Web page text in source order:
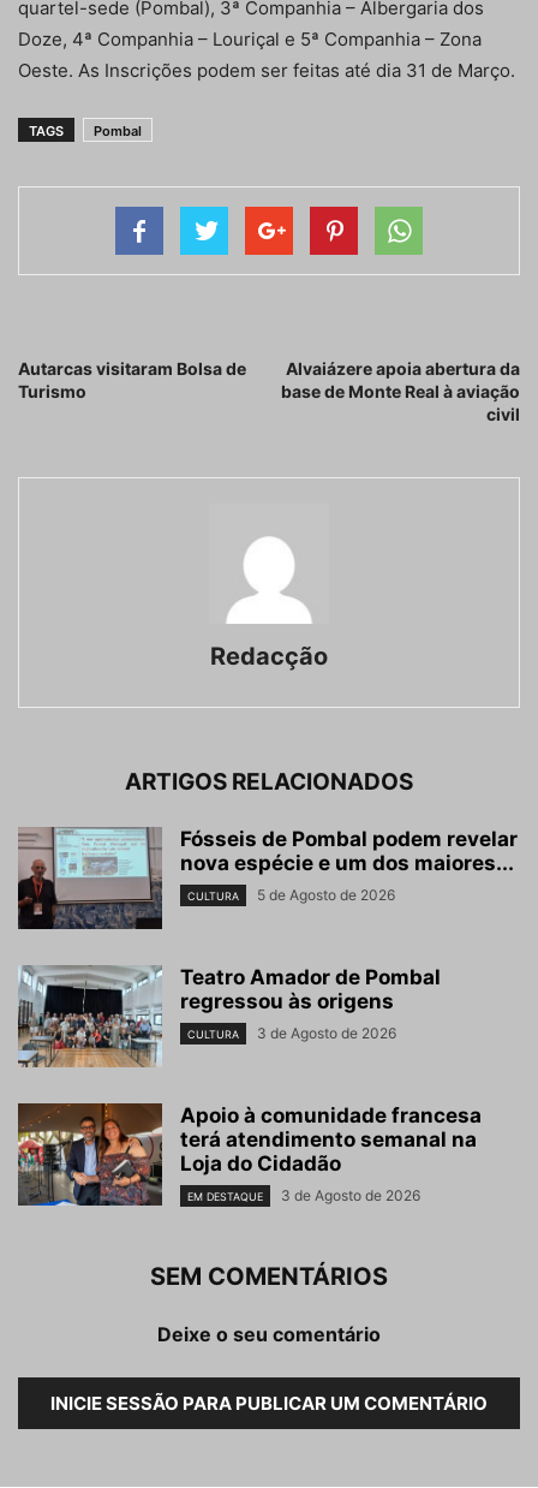
quartel-sede (Pombal), 3ª Companhia – Albergaria dos
Doze, 4ª Companhia – Louriçal e 5ª Companhia – Zona
Oeste. As Inscrições podem ser feitas até dia 31 de Março.
TAGS Pombal
Autarcas visitaram Bolsa de
Turismo
Alvaiázere apoia abertura da
base de Monte Real à aviação
civil
Redacção
ARTIGOS RELACIONADOS
Fósseis de Pombal podem revelar
nova espécie e um dos maiores...
CULTURA 5 de Agosto de 2026
Teatro Amador de Pombal
regressou às origens
CULTURA 3 de Agosto de 2026
Apoio à comunidade francesa
terá atendimento semanal na
Loja do Cidadão
EM DESTAQUE 3 de Agosto de 2026
SEM COMENTÁRIOS
Deixe o seu comentário
INICIE SESSÃO PARA PUBLICAR UM COMENTÁRIO